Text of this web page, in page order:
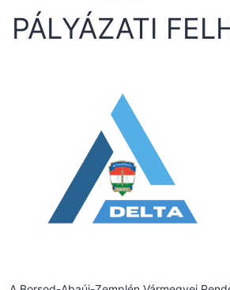
PÁLYÁZATI